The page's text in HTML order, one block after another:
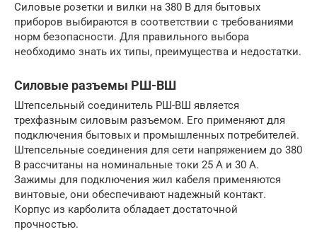
Силовые розетки и вилки на 380 В для бытовых
приборов выбираются в соответствии с требованиями
норм безопасности. Для правильного выбора
необходимо знать их типы, преимущества и недостатки.
Силовые разъемы РШ-ВШ
Штепсельный соединитель РШ-ВШ является
трехфазным силовым разъемом. Его применяют для
подключения бытовых и промышленных потребителей.
Штепсельные соединения для сети напряжением до 380
В рассчитаны на номинальные токи 25 А и 30 А.
Зажимы для подключения жил кабеля применяются
винтовые, они обеспечивают надежный контакт.
Корпус из карболита обладает достаточной
прочностью.